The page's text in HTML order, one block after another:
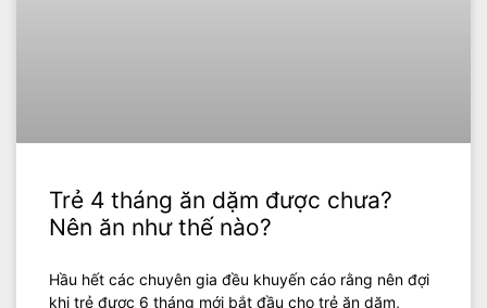
Trẻ 4 tháng ăn dặm được chưa?
Nên ăn như thế nào?
Hầu hết các chuyên gia đều khuyến cáo rằng nên đợi
khi trẻ được 6 tháng mới bắt đầu cho trẻ ăn dặm,